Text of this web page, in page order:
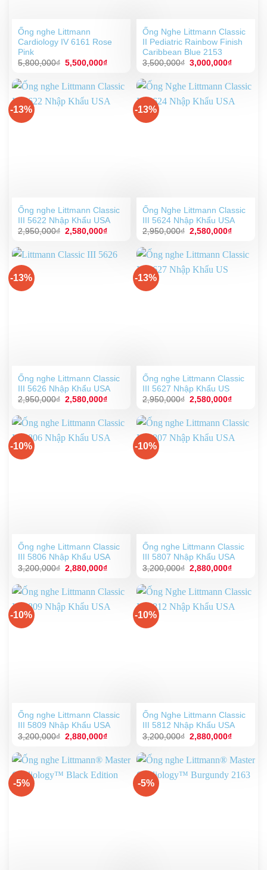
Ống nghe Littmann
Cardiology IV 6161 Rose
Pink
5,800,000₫ Giá
5,800,000₫.
5,500,000₫Giá
là:
Ống Nghe Littmann Classic
II Pediatric Rainbow Finish
Caribbean Blue 2153
3,500,000₫ Giá
3,500,000₫.
3,000,000₫Giá
là:
-13%
Ống nghe Littmann Classic
III 5622 Nhập Khẩu USA
2,950,000₫ Giá
2,950,000₫.
2,580,000₫Giá
là:
-13%
Ống Nghe Littmann Classic
III 5624 Nhập Khẩu USA
2,950,000₫ Giá
2,950,000₫.
2,580,000₫Giá
là:
-13%
Ống nghe Littmann Classic
III 5626 Nhập Khẩu USA
2,950,000₫ Giá
2,950,000₫.
2,580,000₫Giá
là:
-13%
Ống nghe Littmann Classic
III 5627 Nhập Khẩu US
2,950,000₫ Giá
2,950,000₫.
2,580,000₫Giá
là:
-10%
Ống nghe Littmann Classic
III 5806 Nhập Khẩu USA
3,200,000₫ Giá
gốc
3,200,000₫.
2,880,000₫Giá
là:
-10%
Ống nghe Littmann Classic
III 5807 Nhập Khẩu USA
3,200,000₫ Giá
gốc
3,200,000₫.
2,880,000₫Giá
là:
-10%
Ống nghe Littmann Classic
III 5809 Nhập Khẩu USA
3,200,000₫ Giá
gốc
3,200,000₫.
2,880,000₫Giá
là:
-10%
Ống Nghe Littmann Classic
III 5812 Nhập Khẩu USA
3,200,000₫ Giá
gốc
3,200,000₫.
2,880,000₫Giá
là:
-5% -5%